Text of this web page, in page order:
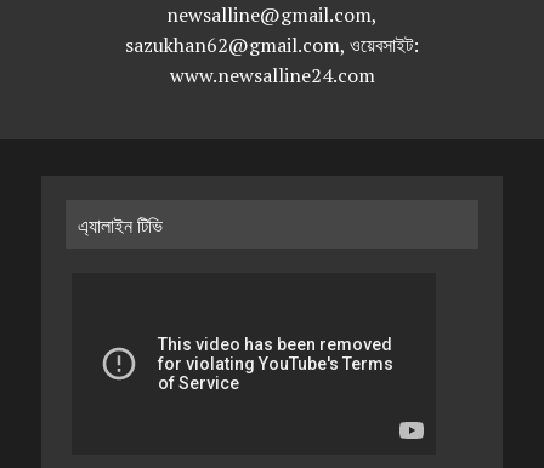
newsalline@gmail.com,
sazukhan62@gmail.com, ওয়েবসাইট:
www.newsalline24.com
এ্যালাইন টিভি